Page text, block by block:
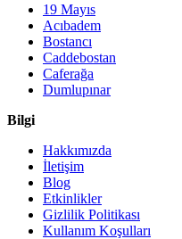
19 Mayıs
Acıbadem
Bostancı
Caddebostan
Caferağa
Dumlupınar
Bilgi
Hakkımızda
İletişim
Blog
Etkinlikler
Gizlilik Politikası
Kullanım Koşulları